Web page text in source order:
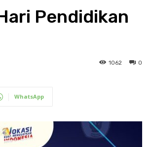
Pendidikan
0
1062
WhatsApp